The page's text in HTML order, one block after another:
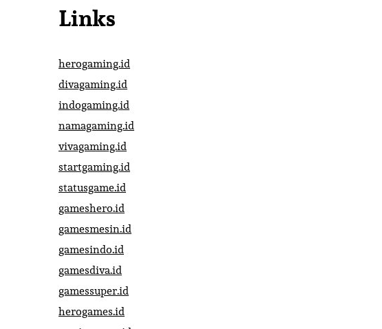
Links
herogaming.id
divagaming.id
indogaming.id
namagaming.id
vivagaming.id
startgaming.id
statusgame.id
gameshero.id
gamesmesin.id
gamesindo.id
gamesdiva.id
gamessuper.id
herogames.id